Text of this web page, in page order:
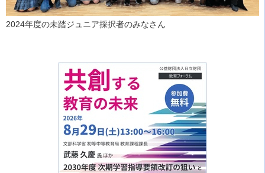
2024年度の未踏ジュニア採択者のみなさん